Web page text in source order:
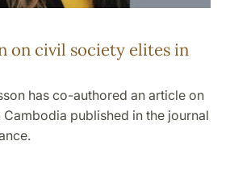
on civil society elites in
has co-authored an article on
published in the journal